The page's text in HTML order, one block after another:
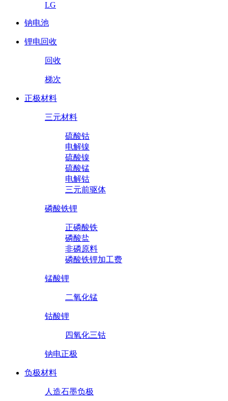
LG
钠电池
锂电回收
回收
梯次
正极材料
三元材料
硫酸钴
电解镍
硫酸镍
硫酸锰
电解钴
三元前驱体
磷酸铁锂
正磷酸铁
磷酸盐
非磷原料
磷酸铁锂加工费
锰酸锂
二氧化锰
钴酸锂
四氧化三钴
钠电正极
负极材料
人造石墨负极